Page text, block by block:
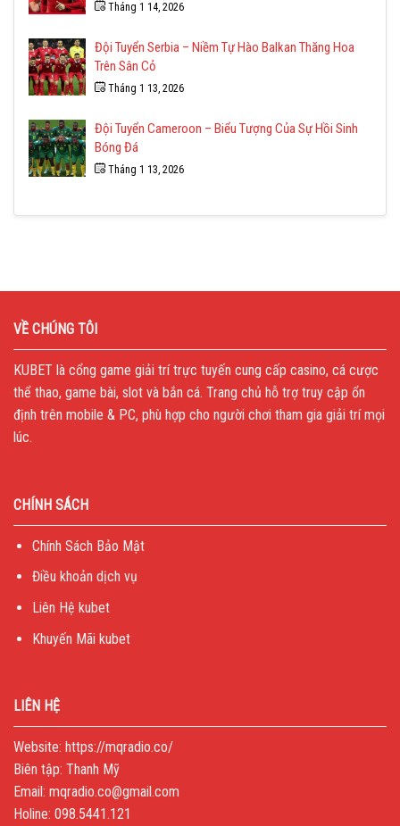
Tháng 1 14, 2026
Đội Tuyển Serbia – Niềm Tự Hào Balkan Thăng Hoa
Trên Sân Cỏ
Tháng 1 13, 2026
Đội Tuyển Cameroon – Biểu Tượng Của Sự Hồi Sinh
Bóng Đá
Tháng 1 13, 2026
VỀ CHÚNG TÔI
KUBET là cổng game giải trí trực tuyến cung cấp casino, cá cược
thể thao, game bài, slot và bắn cá. Trang chủ hỗ trợ truy cập ổn
định trên mobile & PC, phù hợp cho người chơi tham gia giải trí mọi
lúc.
CHÍNH SÁCH
Chính Sách Bảo Mật
Điều khoản dịch vụ
Liên Hệ kubet
Khuyến Mãi kubet
LIÊN HỆ
Website: https://mqradio.co/
Biên tập: Thanh Mỹ
Email: mqradio.co@gmail.com
Holine: 098.5441.121